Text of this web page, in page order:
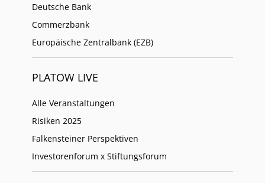
Deutsche Bank
Commerzbank
Europäische Zentralbank (EZB)
PLATOW LIVE
Alle Veranstaltungen
Risiken 2025
Falkensteiner Perspektiven
Investorenforum x Stiftungsforum